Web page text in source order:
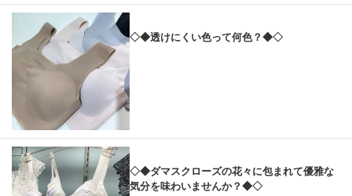
◇◆透けにくい色って何色？◆◇
◇◆ダマスクローズの花々に包まれて優雅な
気分を味わいませんか？◆◇